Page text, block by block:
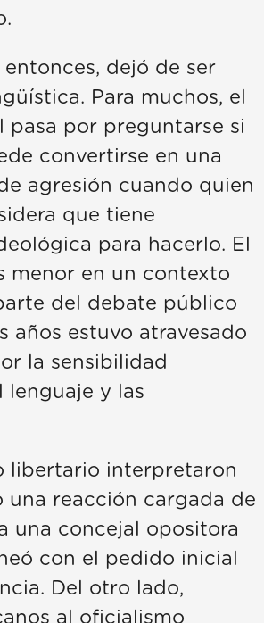
entonces, dejó de ser
Para muchos, el
pasa por preguntarse si
convertirse en una
agresión cuando quien
que tiene
para hacerlo. El
menor en un contexto
del debate público
años estuvo atravesado
la sensibilidad
lenguaje y las
libertario interpretaron
una reacción cargada de
una concejal opositora
con el pedido inicial
Del otro lado,
al oficialismo